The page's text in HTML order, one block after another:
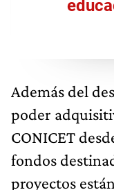
poder
CONICET
fondos
proyectos